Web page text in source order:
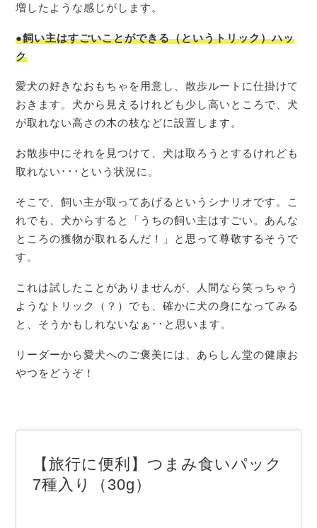
増したような感じがします。
●飼い主はすごいことができる（というトリック）ハッ
ク
愛犬の好きなおもちゃを用意し、散歩ルートに仕掛けて
おきます。犬から見えるけれども少し高いところで、犬
が取れない高さの木の枝などに設置します。
お散歩中にそれを見つけて、犬は取ろうとするけれども
取れない･･･という状況に。
そこで、飼い主が取ってあげるというシナリオです。こ
れでも、犬からすると「うちの飼い主はすごい。あんな
ところの獲物が取れるんだ！」と思って尊敬するそうで
す。
これは試したことがありませんが、人間なら笑っちゃう
ようなトリック（？）でも、確かに犬の身になってみる
と、そうかもしれないなぁ･･と思います。
リーダーから愛犬へのご褒美には、あらしん堂の健康お
やつをどうぞ！
【旅行に便利】つまみ食いパック
7種入り（30g）